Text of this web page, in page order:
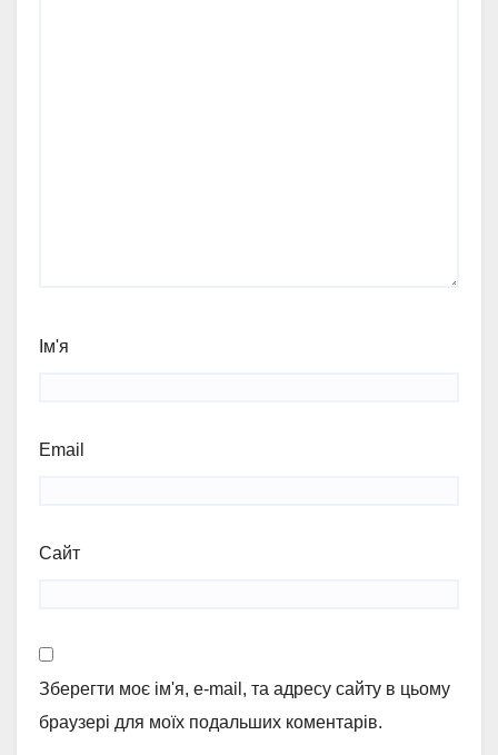
Ім'я
Email
Сайт
Зберегти моє ім'я, e-mail, та адресу сайту в цьому
браузері для моїх подальших коментарів.